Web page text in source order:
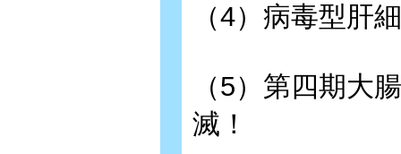
（4）病毒型
（5）第四期
滅！